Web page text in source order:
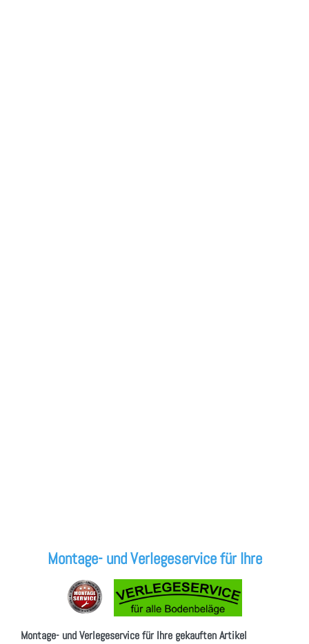
Montage- und Verlegeservice für Ihre
Montage- und Verlegeservice für Ihre gekauften Artikel